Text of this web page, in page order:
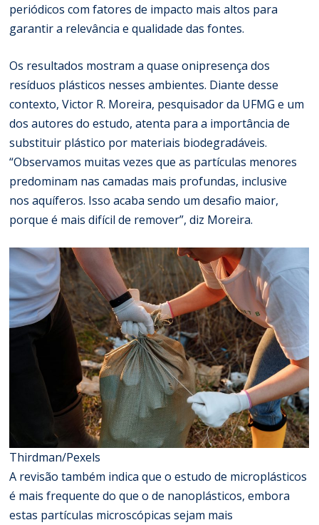
periódicos com fatores de impacto mais altos para
garantir a relevância e qualidade das fontes.
Os resultados mostram a quase onipresença dos
resíduos plásticos nesses ambientes. Diante desse
contexto, Victor R. Moreira, pesquisador da UFMG e um
dos autores do estudo, atenta para a importância de
substituir plástico por materiais biodegradáveis.
“Observamos muitas vezes que as partículas menores
predominam nas camadas mais profundas, inclusive
nos aquíferos. Isso acaba sendo um desafio maior,
porque é mais difícil de remover”, diz Moreira.
Thirdman/Pexels
A revisão também indica que o estudo de microplásticos
é mais frequente do que o de nanoplásticos, embora
estas partículas microscópicas sejam mais